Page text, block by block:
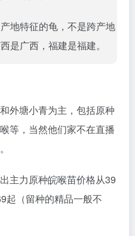
地特征的龟，不是跨产地
是广西，福建是福建。
外塘小青为主，包括原种
等，当然他们家不在直播
主力原种皖喉苗价格从39
起（留种的精品一般不